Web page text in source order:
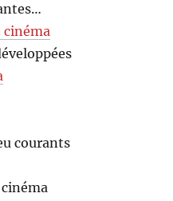
cinéma
courants